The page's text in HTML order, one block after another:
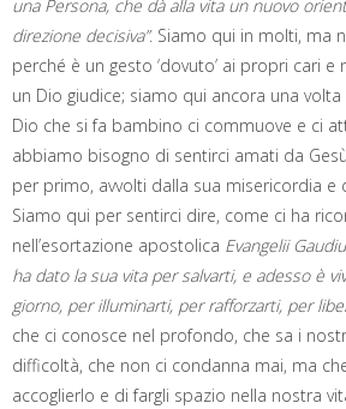
una Persona, che dà alla vita un nuovo
direzione decisiva”. Siamo qui in molti, ma
perché è un gesto ‘dovuto’ ai propri cari
un Dio giudice; siamo qui ancora una volta
Dio che si fa bambino ci commuove e ci
abbiamo bisogno di sentirci amati da
per primo, avvolti dalla sua misericordia e
Siamo qui per sentirci dire, come ci ha
nell’esortazione apostolica Evangelii
ha dato la sua vita per salvarti, e adesso è
giorno, per illuminarti, per rafforzarti, per
che ci conosce nel profondo, che sa i
difficoltà, che non ci condanna mai, ma
accoglierlo e di fargli spazio nella nostra